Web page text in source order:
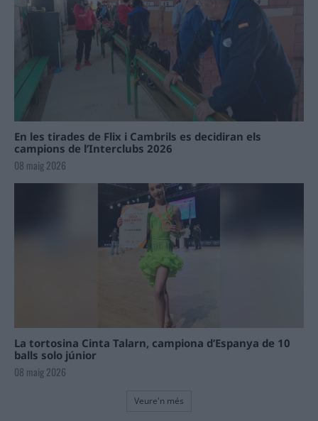
En les tirades de Flix i Cambrils es decidiran els
campions de l’Interclubs 2026
08 maig 2026
La tortosina Cinta Talarn, campiona d’Espanya de 10
balls solo júnior
08 maig 2026
Veure'n més